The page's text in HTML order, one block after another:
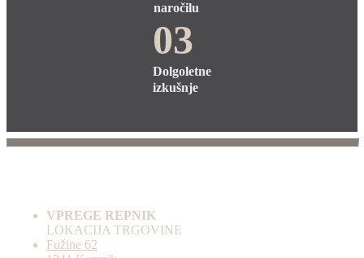
naročilu
03
Dolgoletne
izkušnje
VPREGE REPNIK
LOKACIJA TRGOVINE
Fužine 62